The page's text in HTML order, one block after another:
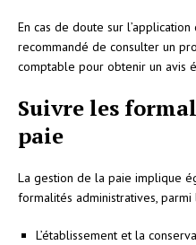
En cas de doute sur
recommandé de consulter un
comptable pour obtenir un avis
Suivre les
paie
La gestion de la paie implique
formalités administratives,
L’établissement et la